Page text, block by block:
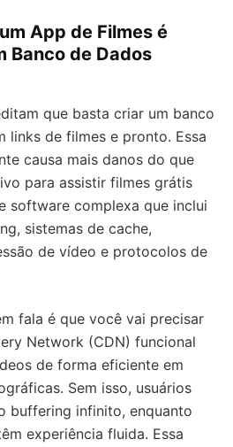
App de Filmes é
Banco de Dados
que basta criar um banco
links de filmes e pronto. Essa
causa mais danos do que
para assistir filmes grátis
software complexa que inclui
sistemas de cache,
de vídeo e protocolos de
fala é que você vai precisar
Network (CDN) funcional
de forma eficiente em
Sem isso, usuários
buffering infinito, enquanto
experiência fluida. Essa